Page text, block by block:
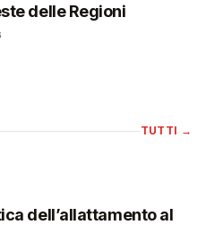
delle Regioni
TUTTI →
dell’allattamento al